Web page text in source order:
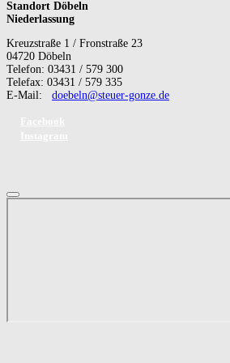
Standort Döbeln
Niederlassung
Kreuzstraße 1 / Fronstraße 23
04720 Döbeln
Telefon: 03431 / 579 300
Telefax: 03431 / 579 335
E-Mail: doebeln@steuer-gonze.de